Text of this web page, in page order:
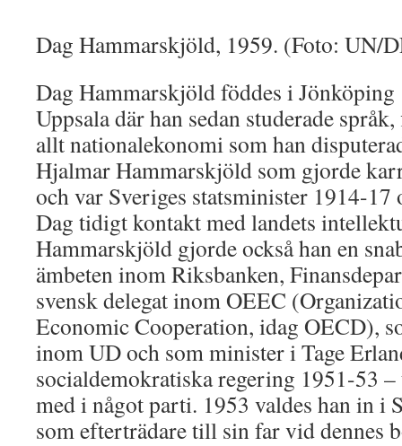
Dag Hammarskjöld, 1959. (Foto: UN/
Dag Hammarskjöld föddes i
Uppsala där han sedan studerade
allt nationalekonomi som han
Hjalmar Hammarskjöld som gjorde
och var Sveriges statsminister 1914-
Dag tidigt kontakt med landets
Hammarskjöld gjorde också han en
ämbeten inom Riksbanken,
svensk delegat inom OEEC
Economic Cooperation, idag OECD),
inom UD och som minister i Tage
socialdemokratiska regering 1951-53
med i något parti. 1953 valdes han in i
som efterträdare till sin far vid dennes